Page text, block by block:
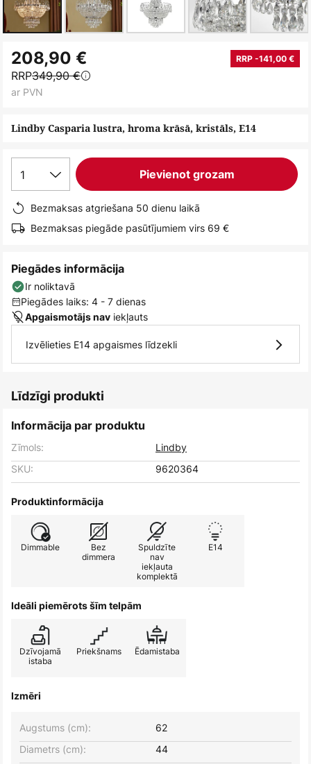
uz
galerijas
sākumu
Lindby Casparia lustra, hroma krāsā, kristāls, E14
208,90 € RRP -141,00 €
RRP349,90 €
ar PVN
1 Pievienot grozam
Bezmaksas atgriešana 50 dienu laikā
Bezmaksas piegāde pasūtījumiem virs 69 €
Piegādes informācija
Ir noliktavā
Piegādes laiks: 4 - 7 dienas
Apgaismotājs nav iekļauts
Izvēlieties E14 apgaismes līdzekli
Līdzīgi produkti
Informācija par produktu
Zīmols:
Lindby
SKU:
9620364
Produktinformācija
Dimmable
Bez
dimmera
Spuldzīte
nav
iekļauta
komplektā
E14
Ideāli piemērots šīm telpām
Dzīvojamā
istaba
Priekšnams Ēdamistaba
Izmēri
Augstums (cm):
62
Diametrs (cm):
44